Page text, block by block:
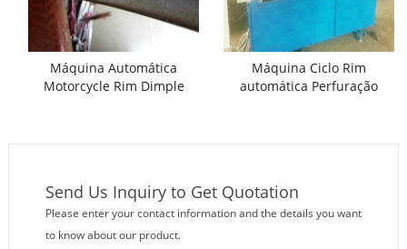
Máquina Automática
Motorcycle Rim Dimple
Máquina Ciclo Rim
automática Perfuração
Send Us Inquiry to Get Quotation
Please enter your contact information and the details you want
to know about our product.